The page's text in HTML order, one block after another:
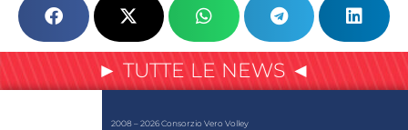
► TUTTE LE NEWS ◄
2008 – 2026 Consorzio Vero Volley